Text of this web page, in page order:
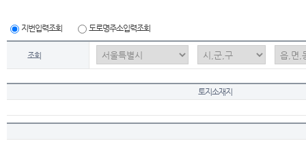
지번입력조회 도로명주소입력조회
조회
토지소재지